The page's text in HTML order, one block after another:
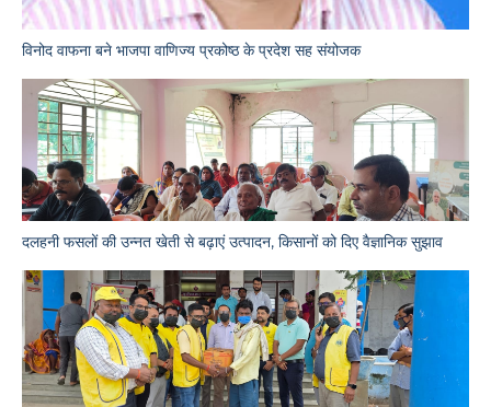
विनोद वाफना बने भाजपा वाणिज्य प्रकोष्ठ के प्रदेश सह संयोजक
दलहनी फसलों की उन्नत खेती से बढ़ाएं उत्पादन, किसानों को दिए वैज्ञानिक सुझाव